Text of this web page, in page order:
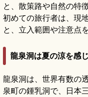
と、散策路や自然の特
初めての旅行者は、現
と、立入範囲や注意点
龍泉洞は夏の涼を感
龍泉洞は、世界有数の
泉町の鍾乳洞で、日本